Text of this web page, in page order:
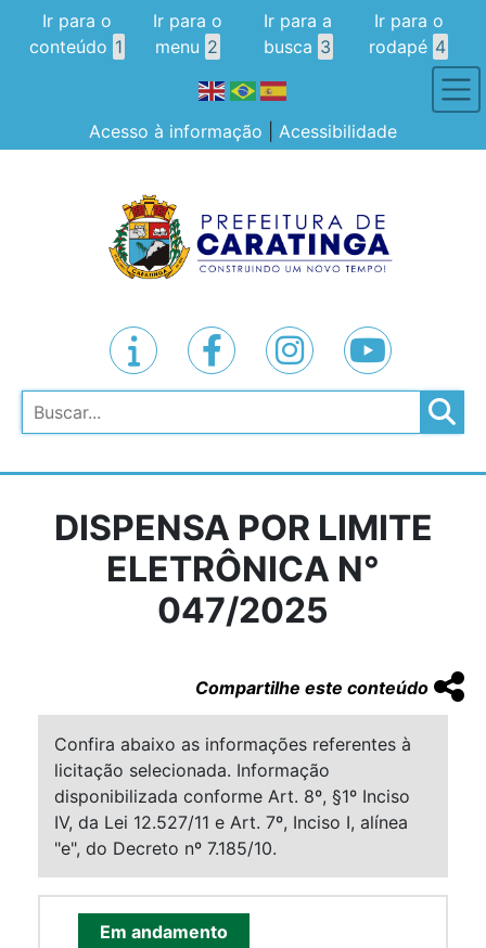
Ir para o
conteúdo 1
Ir para o
menu 2
Ir para a
busca 3
Ir para o
rodapé 4
Acesso à informação Acessibilidade
Pesquisar
DISPENSA POR LIMITE
ELETRÔNICA N°
047/2025
Compartilhe este conteúdo
Confira abaixo as informações referentes à
licitação selecionada. Informação
disponibilizada conforme Art. 8º, §1º Inciso
IV, da Lei 12.527/11 e Art. 7º, Inciso I, alínea
"e", do Decreto nº 7.185/10.
Em andamento